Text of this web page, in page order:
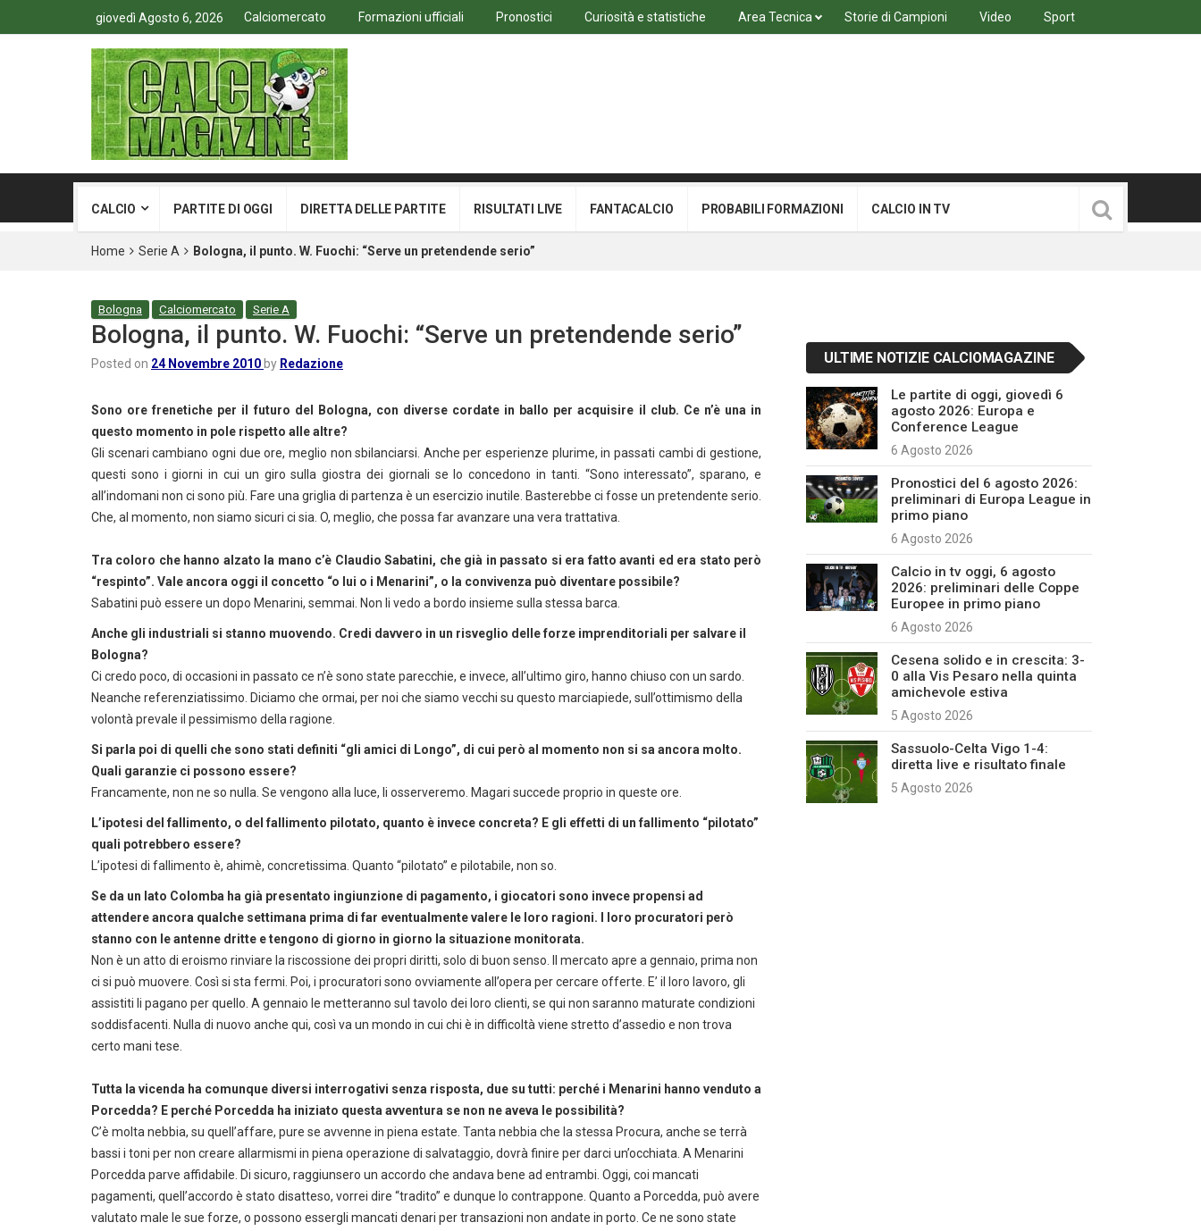
giovedì Agosto 6, 2026 Calciomercato Formazioni ufficiali Pronostici Curiosità e statistiche Area Tecnica Storie di Campioni Video Sport
CALCIO PARTITE DI OGGI DIRETTA DELLE PARTITE RISULTATI LIVE FANTACALCIO PROBABILI FORMAZIONI CALCIO IN TV
Home Serie A Bologna, il punto. W. Fuochi: “Serve un pretendende serio”
Bologna Calciomercato Serie A
Bologna, il punto. W. Fuochi: “Serve un pretendende serio”
Posted on 24 Novembre 2010 by Redazione
Sono ore frenetiche per il futuro del Bologna, con diverse cordate in ballo per acquisire il club. Ce n’è una in
questo momento in pole rispetto alle altre?
Gli scenari cambiano ogni due ore, meglio non sbilanciarsi. Anche per esperienze plurime, in passati cambi di gestione,
questi sono i giorni in cui un giro sulla giostra dei giornali se lo concedono in tanti. “Sono interessato”, sparano, e
all’indomani non ci sono più. Fare una griglia di partenza è un esercizio inutile. Basterebbe ci fosse un pretendente serio.
Che, al momento, non siamo sicuri ci sia. O, meglio, che possa far avanzare una vera trattativa.
Tra coloro che hanno alzato la mano c’è Claudio Sabatini, che già in passato si era fatto avanti ed era stato però
“respinto”. Vale ancora oggi il concetto “o lui o i Menarini”, o la convivenza può diventare possibile?
Sabatini può essere un dopo Menarini, semmai. Non li vedo a bordo insieme sulla stessa barca.
Anche gli industriali si stanno muovendo. Credi davvero in un risveglio delle forze imprenditoriali per salvare il
Bologna?
Ci credo poco, di occasioni in passato ce n’è sono state parecchie, e invece, all’ultimo giro, hanno chiuso con un sardo.
Neanche referenziatissimo. Diciamo che ormai, per noi che siamo vecchi su questo marciapiede, sull’ottimismo della
volontà prevale il pessimismo della ragione.
Si parla poi di quelli che sono stati definiti “gli amici di Longo”, di cui però al momento non si sa ancora molto.
Quali garanzie ci possono essere?
Francamente, non ne so nulla. Se vengono alla luce, li osserveremo. Magari succede proprio in queste ore.
L’ipotesi del fallimento, o del fallimento pilotato, quanto è invece concreta? E gli effetti di un fallimento “pilotato”
quali potrebbero essere?
L’ipotesi di fallimento è, ahimè, concretissima. Quanto “pilotato” e pilotabile, non so.
Se da un lato Colomba ha già presentato ingiunzione di pagamento, i giocatori sono invece propensi ad
attendere ancora qualche settimana prima di far eventualmente valere le loro ragioni. I loro procuratori però
stanno con le antenne dritte e tengono di giorno in giorno la situazione monitorata.
Non è un atto di eroismo rinviare la riscossione dei propri diritti, solo di buon senso. Il mercato apre a gennaio, prima non
ci si può muovere. Così si sta fermi. Poi, i procuratori sono ovviamente all’opera per cercare offerte. E’ il loro lavoro, gli
assistiti li pagano per quello. A gennaio le metteranno sul tavolo dei loro clienti, se qui non saranno maturate condizioni
soddisfacenti. Nulla di nuovo anche qui, così va un mondo in cui chi è in difficoltà viene stretto d’assedio e non trova
certo mani tese.
Tutta la vicenda ha comunque diversi interrogativi senza risposta, due su tutti: perché i Menarini hanno venduto a
Porcedda? E perché Porcedda ha iniziato questa avventura se non ne aveva le possibilità?
C’è molta nebbia, su quell’affare, pure se avvenne in piena estate. Tanta nebbia che la stessa Procura, anche se terrà
bassi i toni per non creare allarmismi in piena operazione di salvataggio, dovrà finire per darci un’occhiata. A Menarini
Porcedda parve affidabile. Di sicuro, raggiunsero un accordo che andava bene ad entrambi. Oggi, coi mancati
pagamenti, quell’accordo è stato disatteso, vorrei dire “tradito” e dunque lo contrappone. Quanto a Porcedda, può avere
valutato male le sue forze, o possono essergli mancati denari per transazioni non andate in porto. Ce ne sono state
ULTIME NOTIZIE CALCIOMAGAZINE
Le partite di oggi, giovedì 6
agosto 2026: Europa e
Conference League
6 Agosto 2026
Pronostici del 6 agosto 2026:
preliminari di Europa League in
primo piano
6 Agosto 2026
Calcio in tv oggi, 6 agosto
2026: preliminari delle Coppe
Europee in primo piano
6 Agosto 2026
Cesena solido e in crescita: 3-
0 alla Vis Pesaro nella quinta
amichevole estiva
5 Agosto 2026
Sassuolo-Celta Vigo 1-4:
diretta live e risultato finale
5 Agosto 2026